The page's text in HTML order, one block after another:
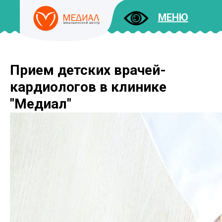
МЕНЮ
ДОКУМЕНТЫ
Прием детских врачей-
кардиологов в клинике
"Медиал"